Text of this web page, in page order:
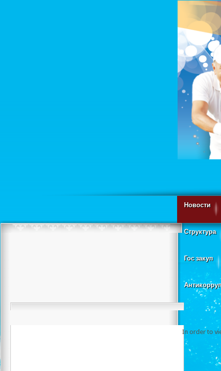
Новости
Структура
Гос закуп
In order to